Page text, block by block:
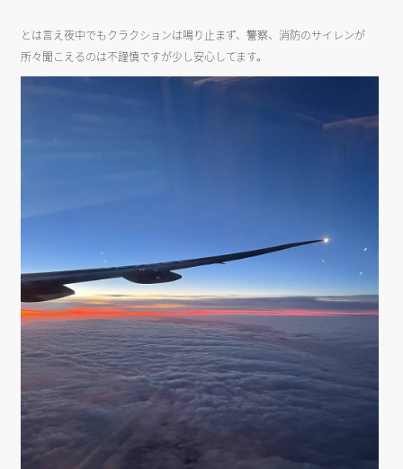
とは言え夜中でもクラクションは鳴り止まず、警察、消防のサイレンが
所々聞こえるのは不謹慎ですが少し安心してます。